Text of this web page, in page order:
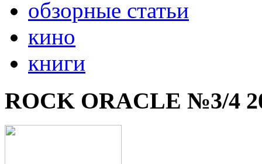
обзорные статьи
кино
книги
ROCK ORACLE №3/4